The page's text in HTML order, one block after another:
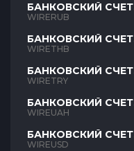
БАНКОВСКИЙ СЧЕТ
RUB
WIRERUB
БАНКОВСКИЙ СЧЕТ
THB
WIRETHB
БАНКОВСКИЙ СЧЕТ
TRY
WIRETRY
БАНКОВСКИЙ СЧЕТ
UAH
WIREUAH
БАНКОВСКИЙ СЧЕТ
USD
WIREUSD